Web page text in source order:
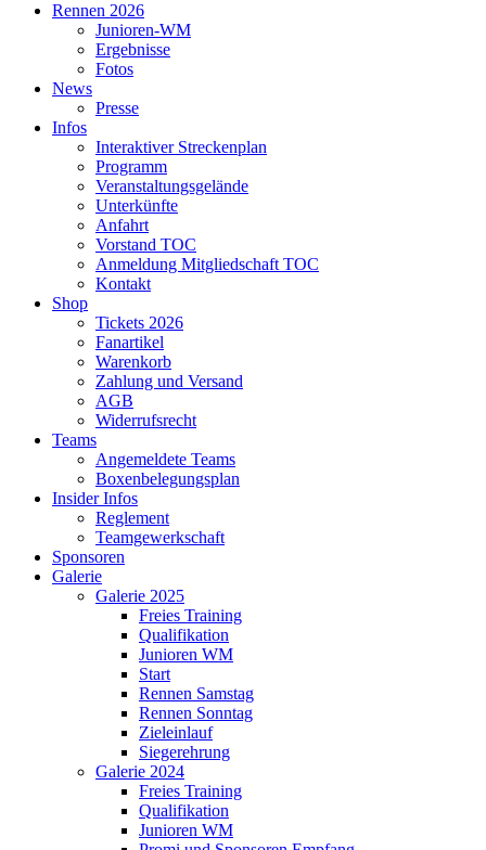
Rennen 2026
Junioren-WM
Ergebnisse
Fotos
News
Presse
Infos
Interaktiver Streckenplan
Programm
Veranstaltungsgelände
Unterkünfte
Anfahrt
Vorstand TOC
Anmeldung Mitgliedschaft TOC
Kontakt
Shop
Tickets 2026
Fanartikel
Warenkorb
Zahlung und Versand
AGB
Widerrufsrecht
Teams
Angemeldete Teams
Boxenbelegungsplan
Insider Infos
Reglement
Teamgewerkschaft
Sponsoren
Galerie
Galerie 2025
Freies Training
Qualifikation
Junioren WM
Start
Rennen Samstag
Rennen Sonntag
Zieleinlauf
Siegerehrung
Galerie 2024
Freies Training
Qualifikation
Junioren WM